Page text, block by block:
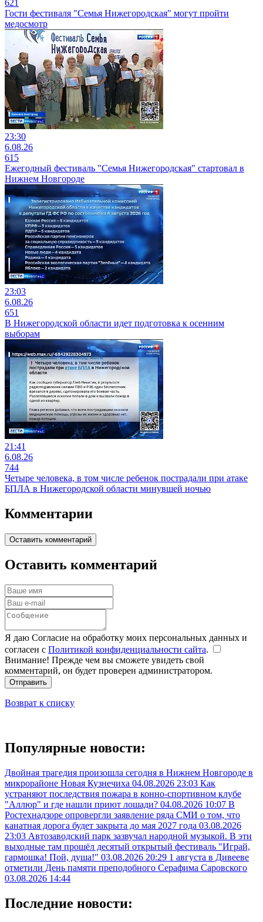
621
Гости фестиваля "Семья Нижегородская" могут пройти
медосмотр
23:30
6.08.26
615
Ежегодный фестиваль "Семья Нижегородская" стартовал в
Нижнем Новгороде
23:03
6.08.26
651
В Нижегородской области идет подготовка к осенним
выборам
21:41
6.08.26
744
Четыре человека, в том числе ребенок пострадали при атаке
БПЛА в Нижегородской области минувшей ночью
Комментарии
Оставить комментарий
Оставить комментарий
Я даю Согласие на обработку моих персональных данных и
согласен с Политикой конфиденциальности сайта.
Внимание! Прежде чем вы сможете увидеть свой
комментарий, он будет проверен администратором.
Отправить
Возврат к списку
Популярные новости:
Двойная трагедия произошла сегодня в Нижнем Новгороде в
микрорайоне Новая Кузнечиха 04.08.2026 23:03 Как
устраняют последствия пожара в конно-спортивном клубе
"Аллюр" и где нашли приют лошади? 04.08.2026 10:07 В
Ростехнадзоре опровергли заявление ряда СМИ о том, что
канатная дорога будет закрыта до мая 2027 года 03.08.2026
23:03 Автозаводский парк зазвучал народной музыкой. В эти
выходные там прошёл десятый открытый фестиваль "Играй,
гармошка! Пой, душа!" 03.08.2026 20:29 1 августа в Дивееве
отметили День памяти преподобного Серафима Саровского
03.08.2026 14:44
Последние новости: